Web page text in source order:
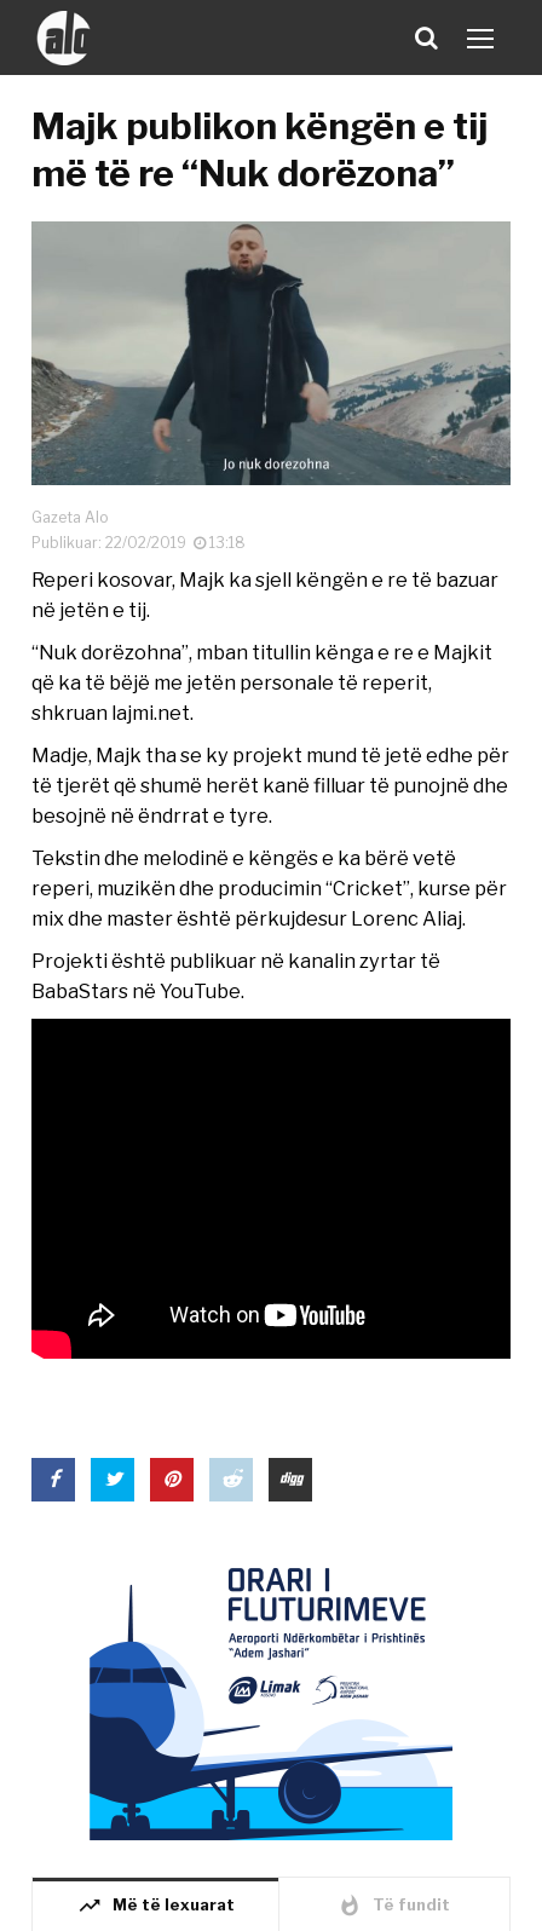
Majk publikon këngën e tij
më të re “Nuk dorëzona”
Gazeta Alo
Publikuar: 22/02/2019
13:18
Reperi kosovar, Majk ka sjell këngën e re të bazuar
në jetën e tij.
“Nuk dorëzohna”, mban titullin kënga e re e Majkit
që ka të bëjë me jetën personale të reperit,
shkruan lajmi.net.
Madje, Majk tha se ky projekt mund të jetë edhe për
të tjerët që shumë herët kanë filluar të punojnë dhe
besojnë në ëndrrat e tyre.
Tekstin dhe melodinë e këngës e ka bërë vetë
reperi, muzikën dhe producimin “Cricket”, kurse për
mix dhe master është përkujdesur Lorenc Aliaj.
Projekti është publikuar në kanalin zyrtar të
BabaStars në YouTube.
trending_up Më të lexuarat whatshot Të fundit